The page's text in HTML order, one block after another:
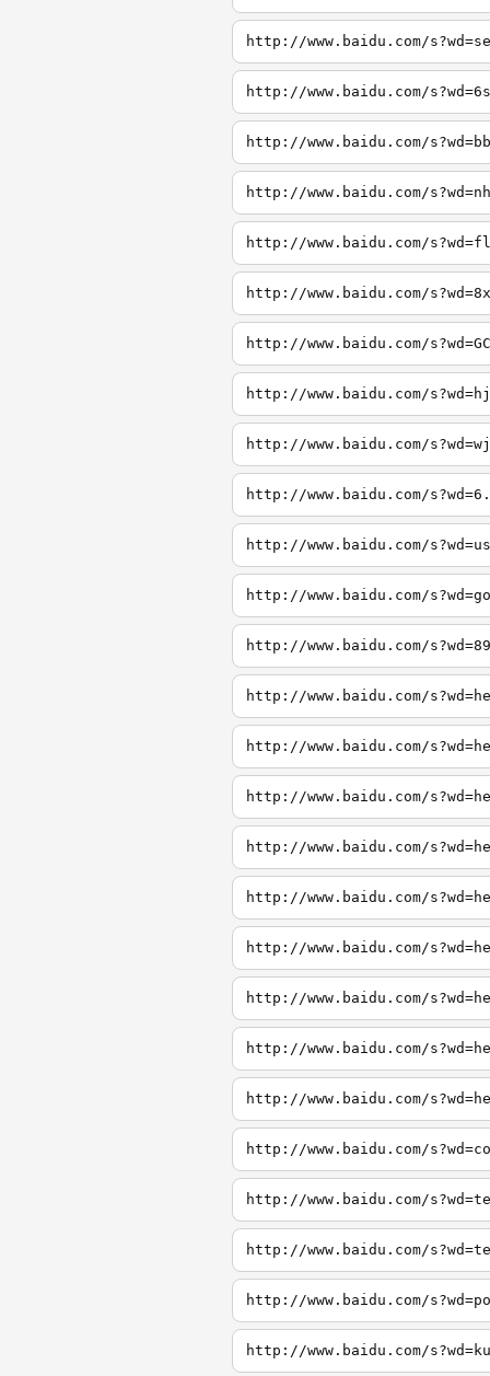
http://www.baidu.com/
http://www.baidu.com/
http://www.baidu.com/
http://www.baidu.com/
http://www.baidu.com/
http://www.baidu.com/
http://www.baidu.com/
http://www.baidu.com/
http://www.baidu.com/
http://www.baidu.com/
http://www.baidu.com/
http://www.baidu.com/
http://www.baidu.com/
http://www.baidu.com/
http://www.baidu.com/
http://www.baidu.com/
http://www.baidu.com/
http://www.baidu.com/
http://www.baidu.com/
http://www.baidu.com/
http://www.baidu.com/
http://www.baidu.com/
http://www.baidu.com/
http://www.baidu.com/
http://www.baidu.com/
http://www.baidu.com/
http://www.baidu.com/